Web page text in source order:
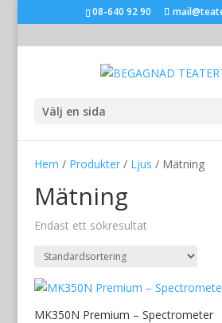
08-640 92 90
Välj en sida
Hem / Produkter/ Ljus / Mätning
Mätning
Endast ett sökresultat
MK350N Premium – Spectrometer